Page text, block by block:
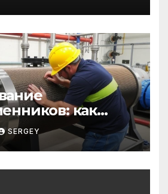
от
до анкеров
как
эффективность
простоев
SERGEY